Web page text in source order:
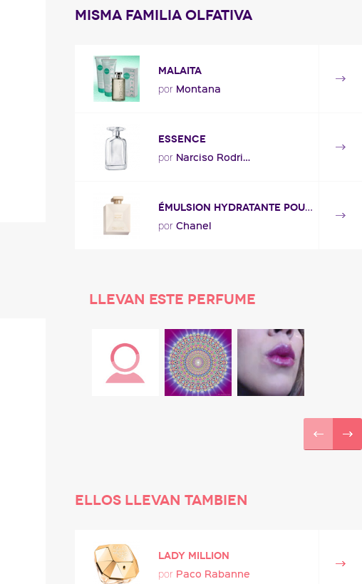
Misma familia olfativa
MALAITA
por Montana
essence
por
Narciso Rodriguez
ÉMULSION HYDRATANTE POUR LE CORPS
por Chanel
LLEVAN ESTE PERFUME
ELLOS LLEVAN TAMBIEN
Lady Million
por Paco Rabanne